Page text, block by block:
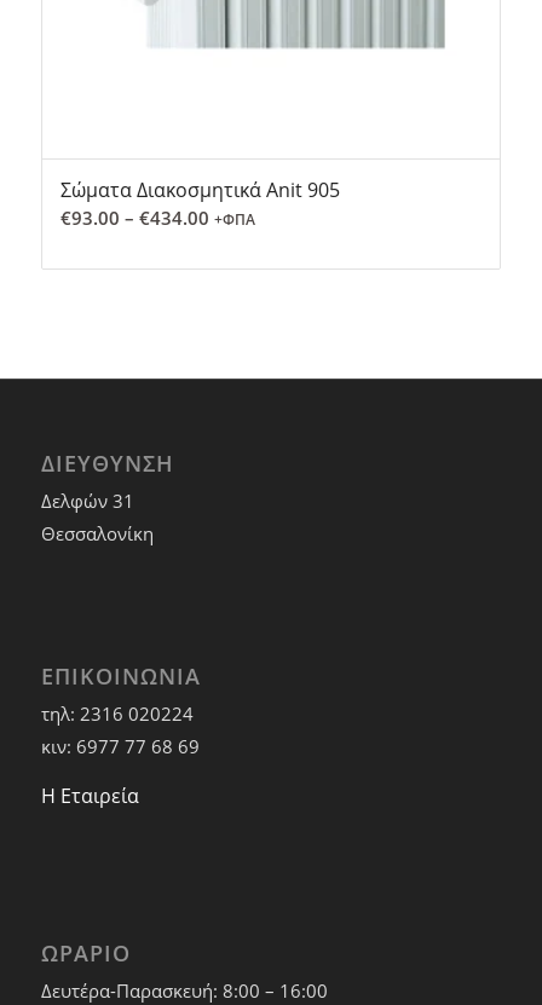
Σώματα Διακοσμητικά Anit 905
€93.00 – €434.00Price
€93.00
+ΦΠΑ
ΔΙΕΥΘΥΝΣΗ
Δελφών 31
Θεσσαλονίκη
ΕΠΙΚΟΙΝΩΝΙΑ
τηλ: 2316 020224
κιν: 6977 77 68 69
Η Εταιρεία
ΩΡΑΡΙΟ
Δευτέρα-Παρασκευή: 8:00 – 16:00